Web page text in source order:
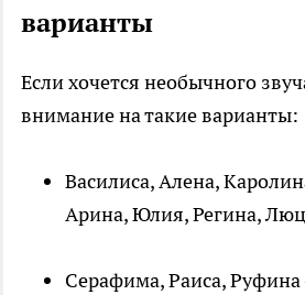
варианты
Если хочется необычного
внимание на такие варианты:
Василиса, Алена,
Арина, Юлия, Регина,
Серафима, Раиса,